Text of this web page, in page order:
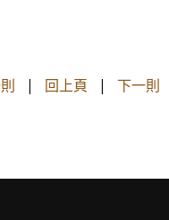
| 回上頁 | 下一則